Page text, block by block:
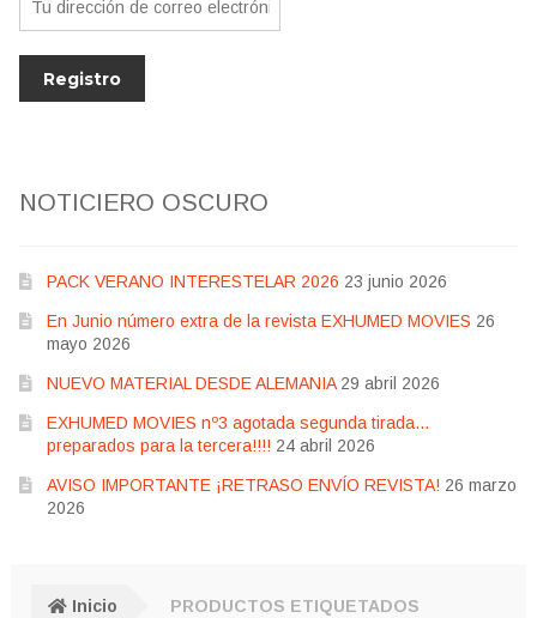
NOTICIERO OSCURO
PACK VERANO INTERESTELAR 2026 23 junio 2026
En Junio número extra de la revista EXHUMED MOVIES 26
mayo 2026
NUEVO MATERIAL DESDE ALEMANIA 29 abril 2026
EXHUMED MOVIES nº3 agotada segunda tirada…
preparados para la tercera!!!! 24 abril 2026
AVISO IMPORTANTE ¡RETRASO ENVÍO REVISTA! 26 marzo
2026
Inicio
PRODUCTOS ETIQUETADOS